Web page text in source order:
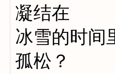
凝结在
冰雪的时间
孤松？